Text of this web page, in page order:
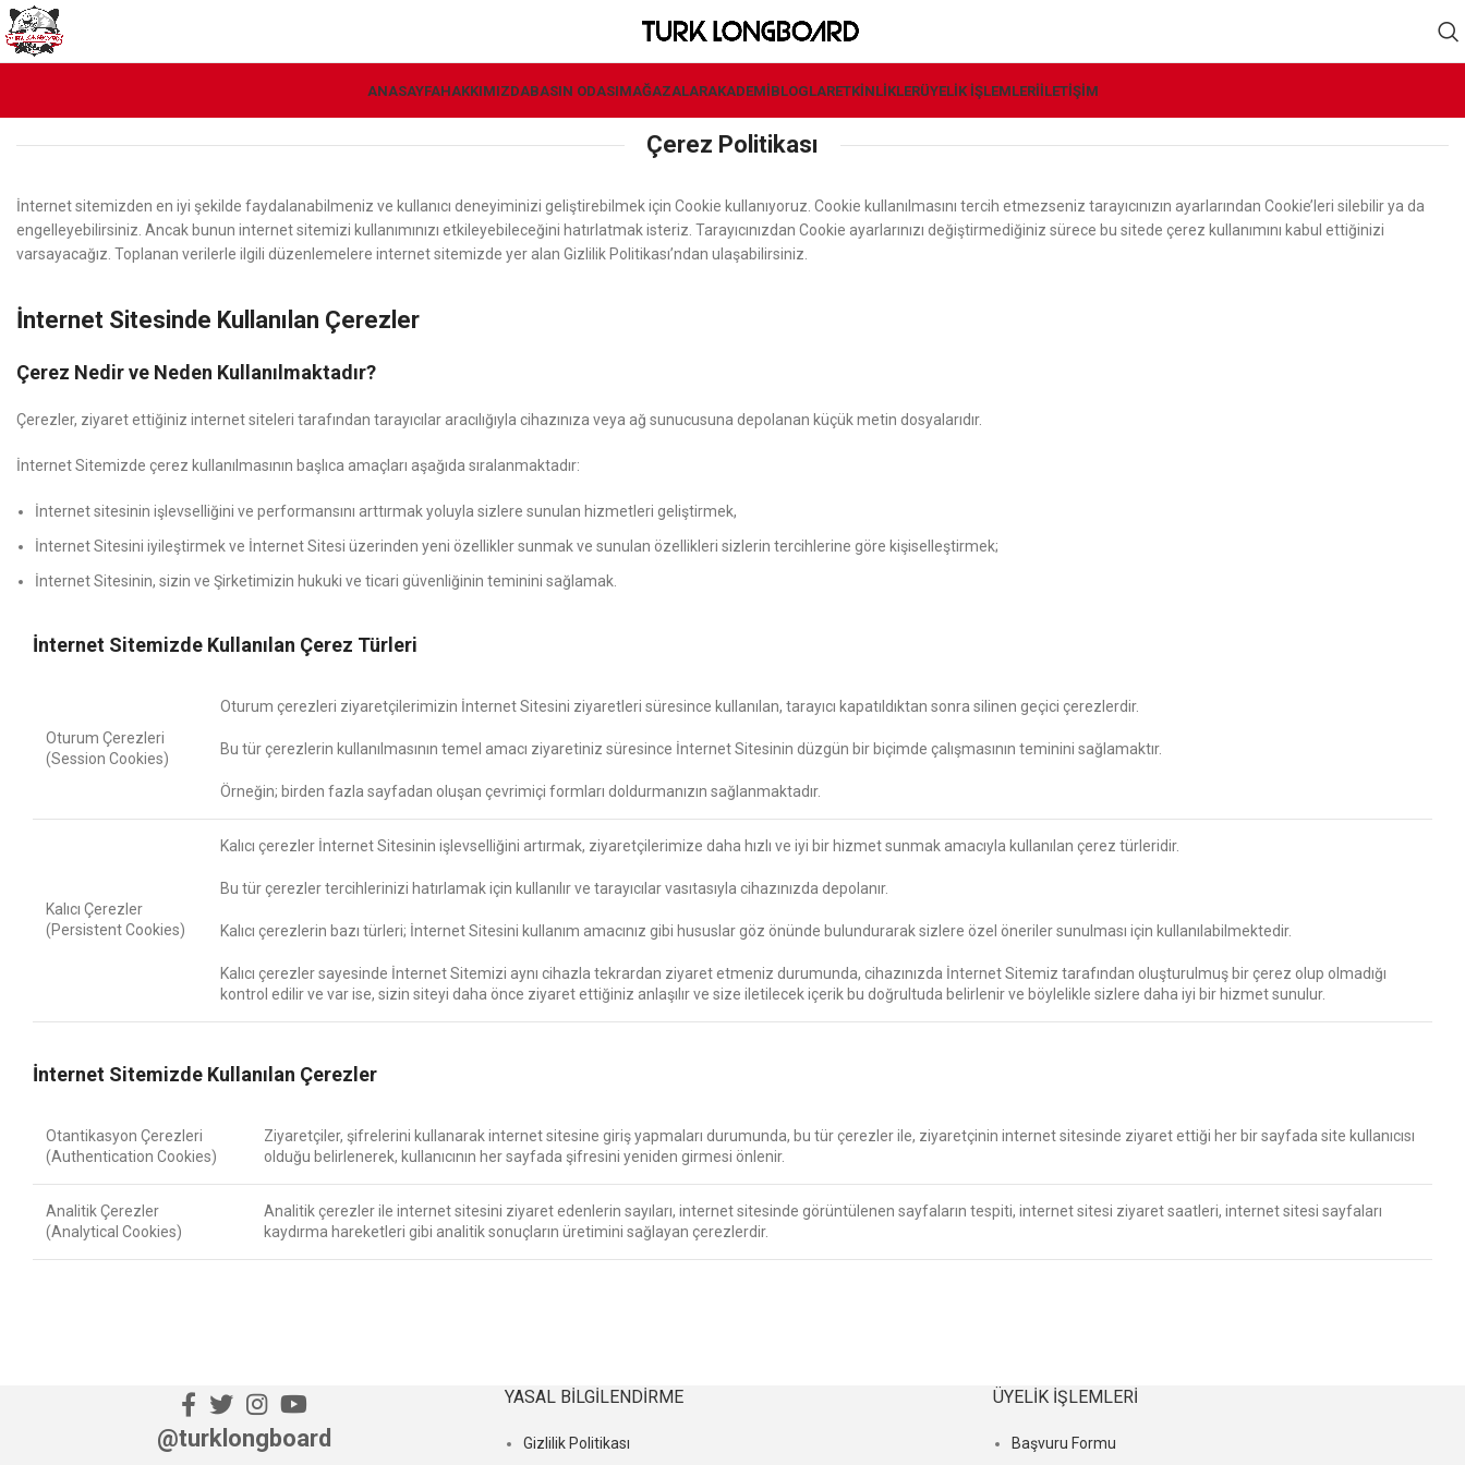
ANASAYFAHAKKIMIZDABASIN ODASIMAĞAZALARAKADEMIBLOGLARETKINLIKLERÜYELIK İŞLEMLERIİLETIŞIM
Çerez Politikası
İnternet sitemizden en iyi şekilde faydalanabilmeniz ve kullanıcı deneyiminizi geliştirebilmek için Cookie kullanıyoruz. Cookie kullanılmasını tercih etmezseniz tarayıcınızın ayarlarından Cookie’leri silebilir ya da
engelleyebilirsiniz. Ancak bunun internet sitemizi kullanımınızı etkileyebileceğini hatırlatmak isteriz. Tarayıcınızdan Cookie ayarlarınızı değiştirmediğiniz sürece bu sitede çerez kullanımını kabul ettiğinizi
varsayacağız. Toplanan verilerle ilgili düzenlemelere internet sitemizde yer alan Gizlilik Politikası’ndan ulaşabilirsiniz.
İnternet Sitesinde Kullanılan Çerezler
Çerez Nedir ve Neden Kullanılmaktadır?
Çerezler, ziyaret ettiğiniz internet siteleri tarafından tarayıcılar aracılığıyla cihazınıza veya ağ sunucusuna depolanan küçük metin dosyalarıdır.
İnternet Sitemizde çerez kullanılmasının başlıca amaçları aşağıda sıralanmaktadır:
İnternet sitesinin işlevselliğini ve performansını arttırmak yoluyla sizlere sunulan hizmetleri geliştirmek,
İnternet Sitesini iyileştirmek ve İnternet Sitesi üzerinden yeni özellikler sunmak ve sunulan özellikleri sizlerin tercihlerine göre kişiselleştirmek;
İnternet Sitesinin, sizin ve Şirketimizin hukuki ve ticari güvenliğinin teminini sağlamak.
İnternet Sitemizde Kullanılan Çerez Türleri
Oturum Çerezleri
(Session Cookies)
Oturum çerezleri ziyaretçilerimizin İnternet Sitesini ziyaretleri süresince kullanılan, tarayıcı kapatıldıktan sonra silinen geçici çerezlerdir.
Bu tür çerezlerin kullanılmasının temel amacı ziyaretiniz süresince İnternet Sitesinin düzgün bir biçimde çalışmasının teminini sağlamaktır.
Örneğin; birden fazla sayfadan oluşan çevrimiçi formları doldurmanızın sağlanmaktadır.
Kalıcı Çerezler
(Persistent Cookies)
Kalıcı çerezler İnternet Sitesinin işlevselliğini artırmak, ziyaretçilerimize daha hızlı ve iyi bir hizmet sunmak amacıyla kullanılan çerez türleridir.
Bu tür çerezler tercihlerinizi hatırlamak için kullanılır ve tarayıcılar vasıtasıyla cihazınızda depolanır.
Kalıcı çerezlerin bazı türleri; İnternet Sitesini kullanım amacınız gibi hususlar göz önünde bulundurarak sizlere özel öneriler sunulması için kullanılabilmektedir.
Kalıcı çerezler sayesinde İnternet Sitemizi aynı cihazla tekrardan ziyaret etmeniz durumunda, cihazınızda İnternet Sitemiz tarafından oluşturulmuş bir çerez olup olmadığı
kontrol edilir ve var ise, sizin siteyi daha önce ziyaret ettiğiniz anlaşılır ve size iletilecek içerik bu doğrultuda belirlenir ve böylelikle sizlere daha iyi bir hizmet sunulur.
İnternet Sitemizde Kullanılan Çerezler
Otantikasyon Çerezleri
(Authentication Cookies)
Ziyaretçiler, şifrelerini kullanarak internet sitesine giriş yapmaları durumunda, bu tür çerezler ile, ziyaretçinin internet sitesinde ziyaret ettiği her bir sayfada site kullanıcısı
olduğu belirlenerek, kullanıcının her sayfada şifresini yeniden girmesi önlenir.
Analitik Çerezler
(Analytical Cookies)
Analitik çerezler ile internet sitesini ziyaret edenlerin sayıları, internet sitesinde görüntülenen sayfaların tespiti, internet sitesi ziyaret saatleri, internet sitesi sayfaları
kaydırma hareketleri gibi analitik sonuçların üretimini sağlayan çerezlerdir.
@turklongboard
YASAL BILGILENDIRME
Gizlilik Politikası
ÜYELIK İŞLEMLERI
Başvuru Formu